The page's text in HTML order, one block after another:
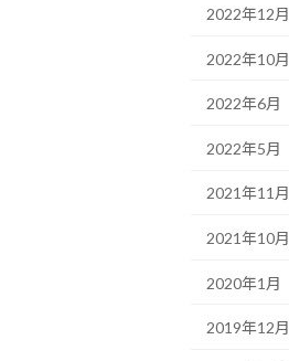
2022年12月
2022年10月
2022年6月
2022年5月
2021年11月
2021年10月
2020年1月
2019年12月